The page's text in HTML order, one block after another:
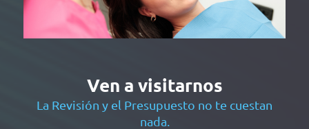
Ven a visitarnos
La Revisión y el Presupuesto no te cuestan
nada.